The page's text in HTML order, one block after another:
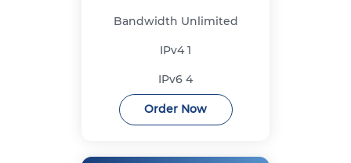
Bandwidth Unlimited
IPv41
IPv6 4
Order Now